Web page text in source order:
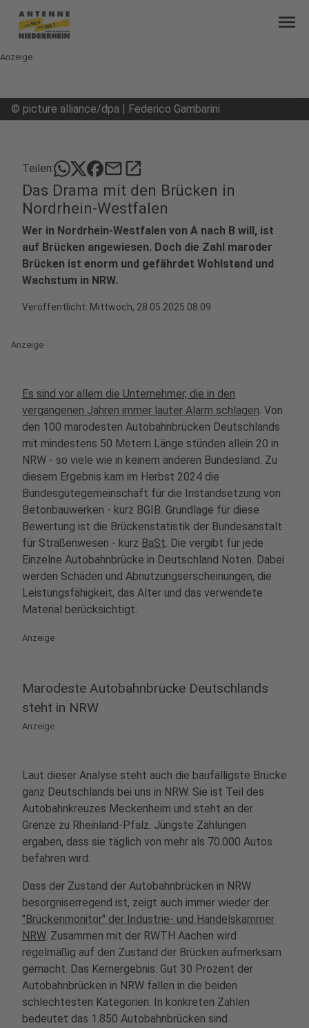
menu
Anzeige
© picture alliance/dpa | Federico Gambarini
Teilen: mailopen_in_new
Das Drama mit den Brücken in
Nordrhein-Westfalen
Wer in Nordrhein-Westfalen von A nach B will, ist
auf Brücken angewiesen. Doch die Zahl maroder
Brücken ist enorm und gefährdet Wohlstand und
Wachstum in NRW.
Veröffentlicht: Mittwoch, 28.05.2025 08:09
Anzeige
Es sind vor allem die Unternehmer, die in den
vergangenen Jahren immer lauter Alarm schlagen. Von
den 100 marodesten Autobahnbrücken Deutschlands
mit mindestens 50 Metern Länge stünden allein 20 in
NRW - so viele wie in keinem anderen Bundesland. Zu
diesem Ergebnis kam im Herbst 2024 die
Bundesgütegemeinschaft für die Instandsetzung von
Betonbauwerken - kurz BGIB. Grundlage für diese
Bewertung ist die Brückenstatistik der Bundesanstalt
für Straßenwesen - kurz BaSt. Die vergibt für jede
Einzelne Autobahnbrücke in Deutschland Noten. Dabei
werden Schäden und Abnutzungserscheinungen, die
Leistungsfähigkeit, das Alter und das verwendete
Material berücksichtigt.
Anzeige
Marodeste Autobahnbrücke Deutschlands
steht in NRW
Anzeige
Laut dieser Analyse steht auch die baufälligste Brücke
ganz Deutschlands bei uns in NRW. Sie ist Teil des
Autobahnkreuzes Meckenheim und steht an der
Grenze zu Rheinland-Pfalz. Jüngste Zählungen
ergaben, dass sie täglich von mehr als 70.000 Autos
befahren wird.
Dass der Zustand der Autobahnbrücken in NRW
besorgniserregend ist, zeigt auch immer wieder der
"Brückenmonitor" der Industrie- und Handelskammer
NRW. Zusammen mit der RWTH Aachen wird
regelmäßig auf den Zustand der Brücken aufmerksam
gemacht. Das Kernergebnis: Gut 30 Prozent der
Autobahnbrücken in NRW fallen in die beiden
schlechtesten Kategorien. In konkreten Zahlen
bedeutet das 1.850 Autobahnbrücken sind